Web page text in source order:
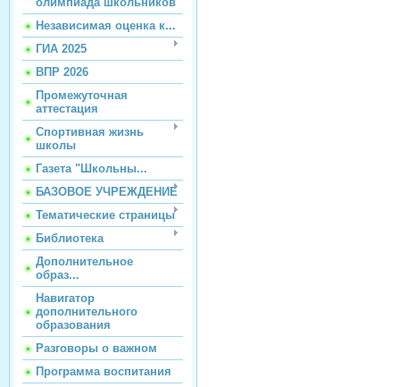
Независимая оценка к...
ГИА 2025
ВПР 2026
Промежуточная
аттестация
Спортивная жизнь
школы
Газета "Школьны...
БАЗОВОЕ УЧРЕЖДЕНИЕ
Тематические страницы
Библиотека
Дополнительное
образ...
Навигатор
дополнительного
образования
Разговоры о важном
Программа воспитания